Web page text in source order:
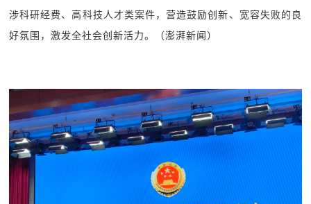
涉科研经费、高科技人才类案件，营造鼓励创新、宽容失败的良
好氛围，激发全社会创新活力。（澎湃新闻）